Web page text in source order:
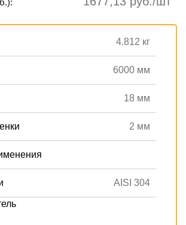
4.812 кг
6000 мм
18 мм
2 мм
AISI 304